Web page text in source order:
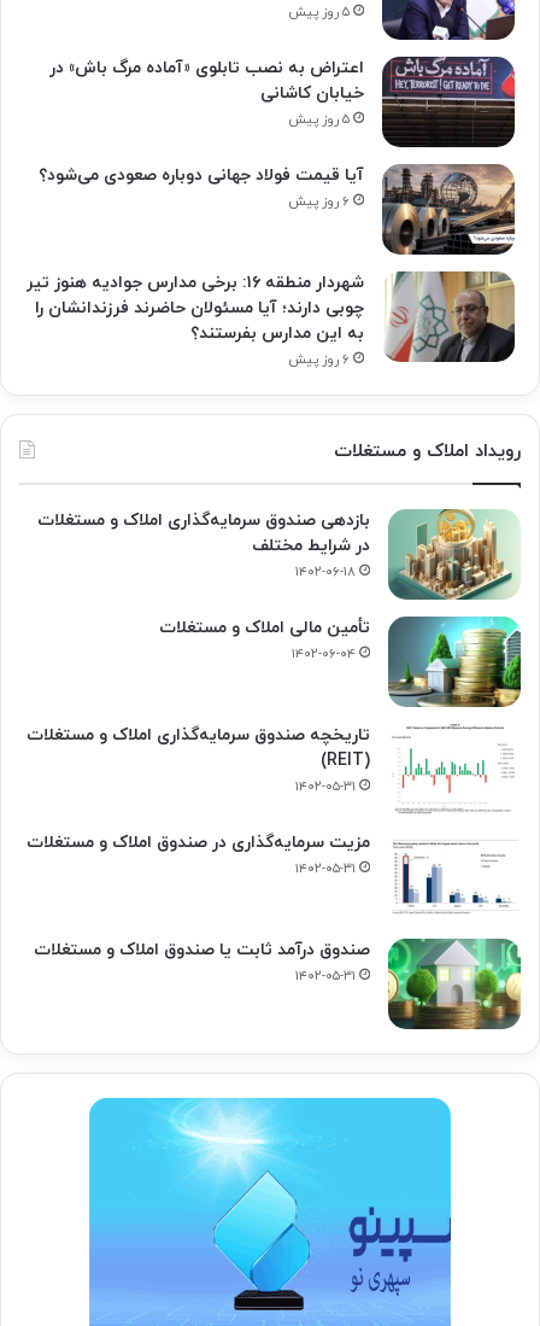
۵ روز پیش
اعتراض به نصب تابلوی «آماده مرگ باش» در
خیابان کاشانی
۵ روز پیش
آیا قیمت فولاد جهانی دوباره صعودی می‌شود؟
۶ روز پیش
شهردار منطقه ۱۶: برخی مدارس جوادیه هنوز تیر
چوبی دارند؛ آیا مسئولان حاضرند فرزندانشان را
به این مدارس بفرستند؟
۶ روز پیش
رویداد املاک و مستغلات
بازدهی صندوق سرمایه‌گذاری املاک و مستغلات
در شرایط مختلف
۱۴۰۲-۰۶-۱۸
تأمین مالی املاک و مستغلات
۱۴۰۲-۰۶-۰۴
تاریخچه صندوق سرمایه‌گذاری املاک و مستغلات
(REIT)
۱۴۰۲-۰۵-۳۱
مزیت سرمایه‌گذاری در صندوق املاک و مستغلات
۱۴۰۲-۰۵-۳۱
صندوق درآمد ثابت یا صندوق املاک و مستغلات
۱۴۰۲-۰۵-۳۱